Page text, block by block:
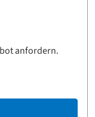
anfordern.